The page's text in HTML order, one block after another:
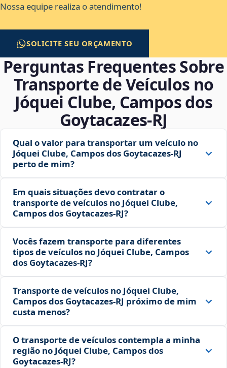
Nossa equipe realiza o atendimento!
SOLICITE SEU ORÇAMENTO
Perguntas Frequentes Sobre
Transporte de Veículos no
Jóquei Clube, Campos dos
Goytacazes‑RJ
Qual o valor para transportar um veículo no
Jóquei Clube, Campos dos Goytacazes‑RJ
perto de mim?
Em quais situações devo contratar o
transporte de veículos no Jóquei Clube,
Campos dos Goytacazes‑RJ?
Vocês fazem transporte para diferentes
tipos de veículos no Jóquei Clube, Campos
dos Goytacazes‑RJ?
Transporte de veículos no Jóquei Clube,
Campos dos Goytacazes‑RJ próximo de mim
custa menos?
O transporte de veículos contempla a minha
região no Jóquei Clube, Campos dos
Goytacazes‑RJ?